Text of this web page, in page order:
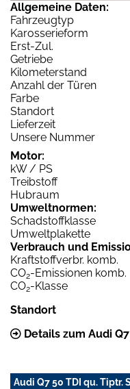
Allgemeine Daten:
Fahrzeugtyp
Karosserieform
Erst-Zul.
Getriebe
Kilometerstand
Anzahl der Türen
Farbe
Standort
Lieferzeit
Unsere Nummer
Motor:
kW / PS
Treibstoff
Hubraum
Umweltnormen:
Schadstoffklasse
Umweltplakette
Verbrauch und
Kraftstoffverbr. komb.
CO2-Emissionen komb.
CO2-Klasse
Standort
Details zum Audi
Audi Q7 50 TDI qu. Tiptr.